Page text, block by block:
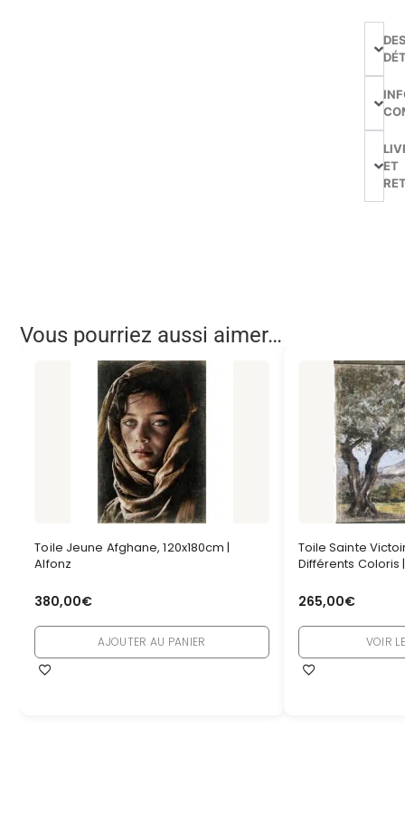
ET
Vous pourriez aussi aimer…
Toile Jeune Afghane, 120x180cm |
Alfonz
380,00€
AJOUTER AU PANIER
Toile Sainte
Différents Coloris
265,00€
VOIR